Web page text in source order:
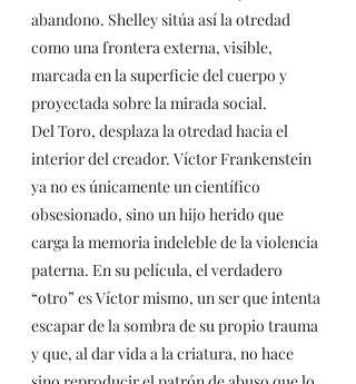
abandono. Shelley sitúa así la otredad
como una frontera externa, visible,
marcada en la superficie del cuerpo y
proyectada sobre la mirada social.
Del Toro, desplaza la otredad hacia el
interior del creador. Víctor Frankenstein
ya no es únicamente un científico
obsesionado, sino un hijo herido que
carga la memoria indeleble de la violencia
paterna. En su película, el verdadero
“otro” es Víctor mismo, un ser que intenta
escapar de la sombra de su propio trauma
y que, al dar vida a la criatura, no hace